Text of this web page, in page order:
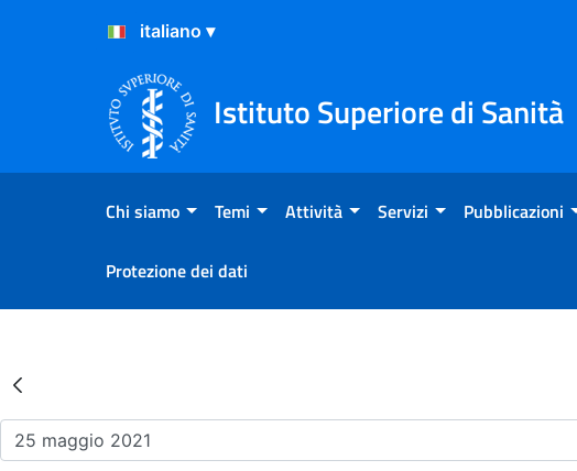
Salta al Contenuto
Salta al Footer
Istituto Superiore di Sanità
Chi siamo Temi Attività Servizi Pubblicazioni
Protezione dei dati
Risultati della Ricerca - Eventi